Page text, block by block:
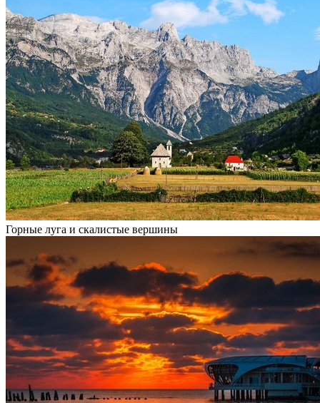
Горные луга и скалистые вершины